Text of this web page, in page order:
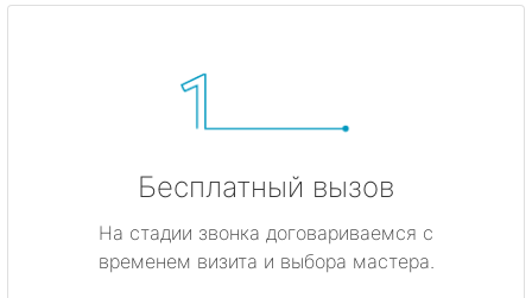
Бесплатный вызов
На стадии звонка договариваемся с
временем визита и выбора мастера.